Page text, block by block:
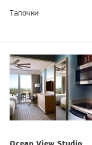
Тапочки